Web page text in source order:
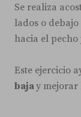
Se realiza
lados o
hacia el
Este ejercicio
bajay mejorar